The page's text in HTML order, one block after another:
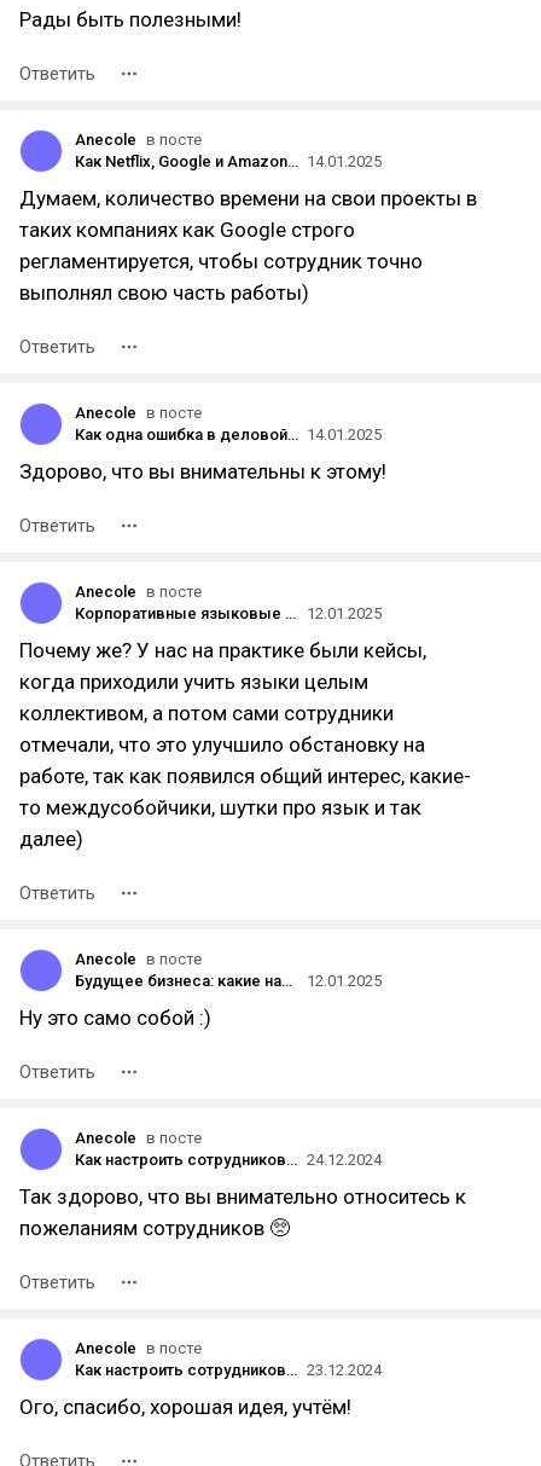
Рады быть полезными!
Ответить
Anecole в посте
Как Netflix, Google и Amazon прокачивают soft skills своих сотрудников (и как это можете сделать вы) 14.01.2025
Думаем, количество времени на свои проекты в
таких компаниях как Google строго
регламентируется, чтобы сотрудник точно
выполнял свою часть работы)
Ответить
Anecole в посте
Как одна ошибка в деловой переписке может стоить компании контракта 14.01.2025
Здорово, что вы внимательны к этому!
Ответить
Anecole в посте
Корпоративные языковые курсы как инструмент командообразования
12.01.2025
Почему же? У нас на практике были кейсы,
когда приходили учить языки целым
коллективом, а потом сами сотрудники
отмечали, что это улучшило обстановку на
работе, так как появился общий интерес, какие-
то междусобойчики, шутки про язык и так
далее)
Ответить
Anecole в посте
Будущее бизнеса: какие навыки будут востребованы в ближайшие 5 лет
12.01.2025
Ну это само собой :)
Ответить
Anecole в посте
Как настроить сотрудников на возвращение к работе после праздников? 24.12.2024
Так здорово, что вы внимательно относитесь к
пожеланиям сотрудников 🥺
Ответить
Anecole в посте
Как настроить сотрудников на возвращение к работе после праздников? 23.12.2024
Ого, спасибо, хорошая идея, учтём!
Ответить